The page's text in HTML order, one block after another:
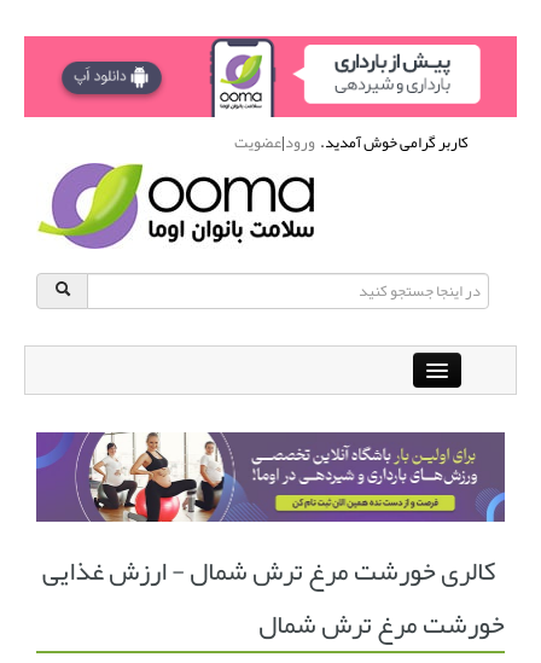
کاربر گرامی خوش آمدید.ورود|عضویت
باشگاه آنلاین ورزشی اوما
دانشنامه سلامت بانوان پرسش و پاسخ
انجمن متخصصین زنان و اوما انتخاب نام کودک
فهرست مواد غذایی اپلیکیشن بارداری و کودک اوما
کالری خورشت مرغ ترش شمال - ارزش غذایی
خورشت مرغ ترش شمال